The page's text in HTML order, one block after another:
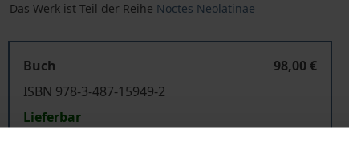
Das Werk ist Teil der Reihe Noctes Neolatinae
Buch
98,00 €
ISBN 978-3-487-15949-2
Lieferbar